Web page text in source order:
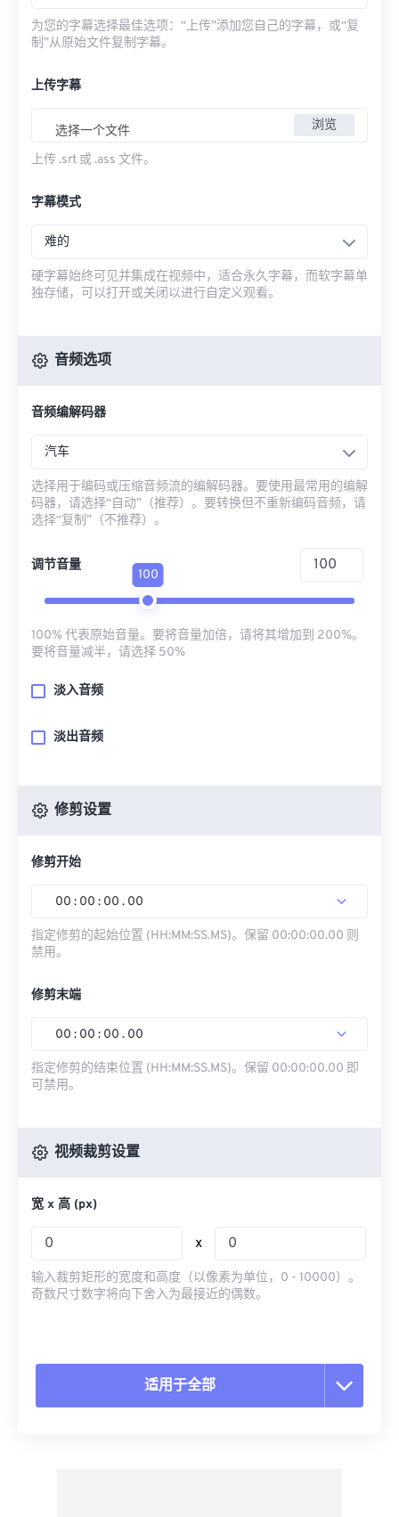
为您的字幕选择最佳选项：“上传”添加您自己的字幕，或“复
制”从原始文件复制字幕。
上传字幕
选择一个文件 浏览
上传 .srt 或 .ass 文件。
字幕模式
难的
硬字幕始终可见并集成在视频中，适合永久字幕，而软字幕单
独存储，可以打开或关闭以进行自定义观看。
音频选项
音频编解码器
汽车
选择用于编码或压缩音频流的编解码器。要使用最常用的编解
码器，请选择“自动”（推荐）。要转换但不重新编码音频，请
选择“复制”（不推荐）。
调节音量
100
100% 代表原始音量。要将音量加倍，请将其增加到 200%。
要将音量减半，请选择 50%
淡入音频
淡出音频
修剪设置
修剪开始
00 : 00 : 00 . 00
指定修剪的起始位置 (HH:MM:SS.MS)。保留 00:00:00.00 则
禁用。
修剪末端
00 : 00 : 00 . 00
指定修剪的结束位置 (HH:MM:SS.MS)。保留 00:00:00.00 即
可禁用。
视频裁剪设置
宽 x 高 (px)
x
输入裁剪矩形的宽度和高度（以像素为单位，0 - 10000）。
奇数尺寸数字将向下舍入为最接近的偶数。
适用于全部